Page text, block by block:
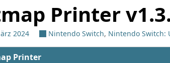
Printer
2024 Nintendo Switch, Nintendo Switch:
Printer